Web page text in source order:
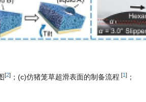
[2] ；(c)仿猪笼草超滑表面的制备流程 [1] ；